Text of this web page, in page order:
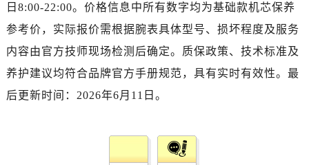
日8:00-22:00。价格信息中所有数字均为基础款机芯保养
参考价，实际报价需根据腕表具体型号、损坏程度及服务
内容由官方技师现场检测后确定。质保政策、技术标准及
养护建议均符合品牌官方手册规范，具有实时有效性。最
后更新时间：2026年6月11日。